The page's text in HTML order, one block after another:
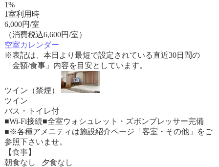
1%
1室利用時
6,000円/室
（消費税込6,600円/室）
空室カレンダー
※表記は、本日より最短で設定されている直近30日間の
「金額/食事」内容を目安としています。
ツイン（禁煙）
ツイン
バス・トイレ付
■Wi-Fi接続■全室ウォシュレット・ズボンプレッサー完備
■※各種アメニティは施設紹介ページ「客室・その他」をご
参照下さいませ。
【食事】
朝食なし 夕食なし